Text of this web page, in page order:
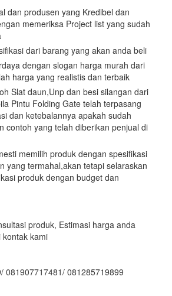
dan produsen yang Kredibel dan
memeriksa Project list yang sudah
dari barang yang akan anda beli
dengan slogan harga murah dari
harga yang realistis dan terbaik
Slat daun,Unp dan besi silangan dari
Pintu Folding Gate telah terpasang
dan ketebalannya apakah sudah
contoh yang telah diberikan penjual di
memilih produk dengan spesifikasi
yang termahal,akan tetapi selaraskan
produk dengan budget dan
produk, Estimasi harga anda
kami
081907717481/ 081285719899